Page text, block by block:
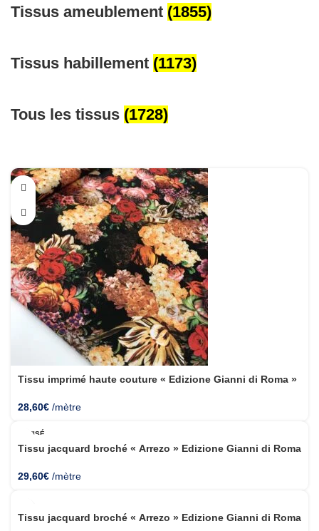
Tissus ameublement (1855)
Tissus habillement (1173)
Tous les tissus (1728)
Tissu imprimé haute couture « Edizione Gianni di Roma »
28,60€ /mètre
ÉPUISÉ
Tissu jacquard broché « Arrezo » Edizione Gianni di Roma
29,60€ /mètre
Tissu jacquard broché « Arrezo » Edizione Gianni di Roma